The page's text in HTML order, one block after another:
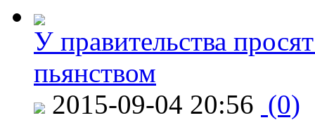
У правительства
пьянством
2015-09-04 20:56 (0)